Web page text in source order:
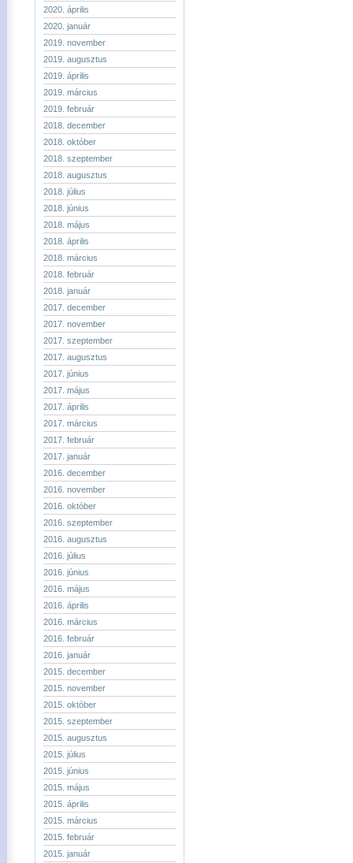
2020. április
2020. január
2019. november
2019. augusztus
2019. április
2019. március
2019. február
2018. december
2018. október
2018. szeptember
2018. augusztus
2018. július
2018. június
2018. május
2018. április
2018. március
2018. február
2018. január
2017. december
2017. november
2017. szeptember
2017. augusztus
2017. június
2017. május
2017. április
2017. március
2017. február
2017. január
2016. december
2016. november
2016. október
2016. szeptember
2016. augusztus
2016. július
2016. június
2016. május
2016. április
2016. március
2016. február
2016. január
2015. december
2015. november
2015. október
2015. szeptember
2015. augusztus
2015. július
2015. június
2015. május
2015. április
2015. március
2015. február
2015. január